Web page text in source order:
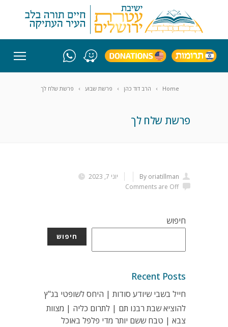
Home הרב דוד כהן פרשת שבוע פרשת שלח לך
פרשת שלח לך
יוני 7, 2023
By oriatillman
Comments are Off
חיפוש
חיפוש
Recent Posts
חייל בשבי שיודע סודות | היחס לשופטי בג"ץ
להוציא שבת רבנו תם | לתרום כליה | מצוות
צבא | טבח ששם יותר מדי פלפל באוכל